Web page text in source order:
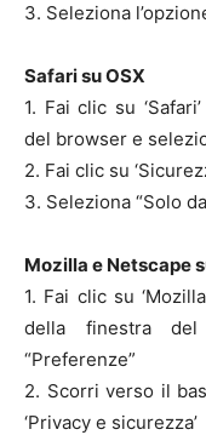
3. Seleziona
Safari su OSX
1. Fai clic su
del browser e
2. Fai clic su
3. Seleziona “Solo
Mozilla e Netscape
1. Fai clic su
della finestra del
“Preferenze”
2. Scorri verso il
‘Privacy e sicurezza’